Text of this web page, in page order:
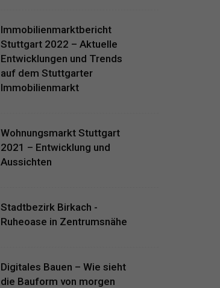
Immobilienmarktbericht
Stuttgart 2022 – Aktuelle
Entwicklungen und Trends
auf dem Stuttgarter
Immobilienmarkt
Wohnungsmarkt Stuttgart
2021 – Entwicklung und
Aussichten
Stadtbezirk Birkach -
Ruheoase in Zentrumsnähe
Digitales Bauen – Wie sieht
die Bauform von morgen